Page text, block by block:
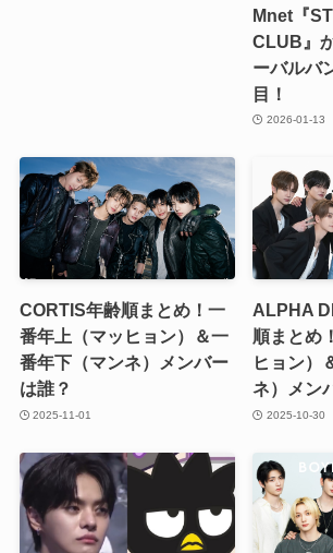
Mnet『
CLUB』
ーバルバ
目！
2026-01-13
CORTIS年齢順まとめ！一
番年上（マッヒョン）＆一
番年下（マンネ）メンバー
は誰？
2025-11-01
ALPHA
順まとめ
ヒョン）
ネ）メン
2025-10-30